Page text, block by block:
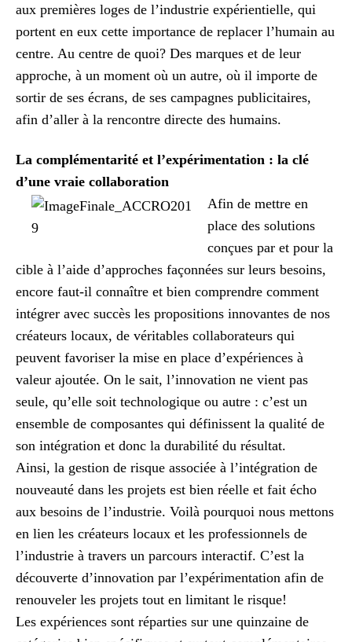
aux premières loges de l’industrie expérientielle, qui
portent en eux cette importance de replacer l’humain au
centre. Au centre de quoi? Des marques et de leur
approche, à un moment où un autre, où il importe de
sortir de ses écrans, de ses campagnes publicitaires,
afin d’aller à la rencontre directe des humains.
La complémentarité et l’expérimentation : la clé
d’une vraie collaboration
Afin de mettre en
place des solutions
conçues par et pour la
cible à l’aide d’approches façonnées sur leurs besoins,
encore faut-il connaître et bien comprendre comment
intégrer avec succès les propositions innovantes de nos
créateurs locaux, de véritables collaborateurs qui
peuvent favoriser la mise en place d’expériences à
valeur ajoutée. On le sait, l’innovation ne vient pas
seule, qu’elle soit technologique ou autre : c’est un
ensemble de composantes qui définissent la qualité de
son intégration et donc la durabilité du résultat.
Ainsi, la gestion de risque associée à l’intégration de
nouveauté dans les projets est bien réelle et fait écho
aux besoins de l’industrie. Voilà pourquoi nous mettons
en lien les créateurs locaux et les professionnels de
l’industrie à travers un parcours interactif. C’est la
découverte d’innovation par l’expérimentation afin de
renouveler les projets tout en limitant le risque!
Les expériences sont réparties sur une quinzaine de